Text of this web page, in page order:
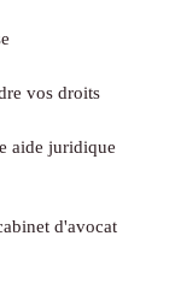
vos droits
aide juridique
d'avocat